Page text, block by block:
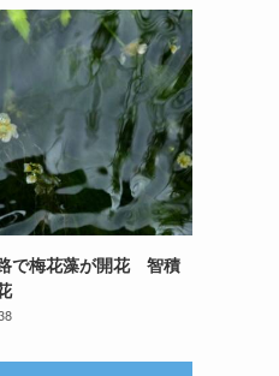
で梅花藻が開花 智積